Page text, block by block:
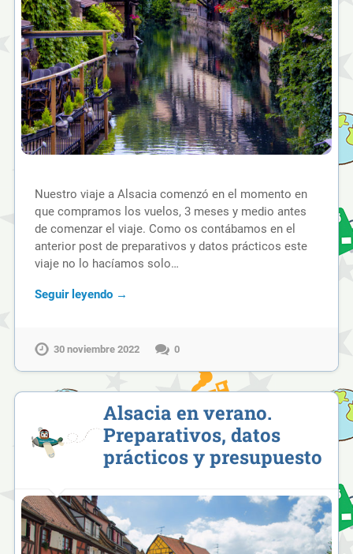
Nuestro viaje a Alsacia comenzó en el momento en
que compramos los vuelos, 3 meses y medio antes
de comenzar el viaje. Como os contábamos en el
anterior post de preparativos y datos prácticos este
viaje no lo hacíamos solo…
Seguir leyendo →
30 noviembre 2022 0
Alsacia en verano.
Preparativos, datos
prácticos y presupuesto